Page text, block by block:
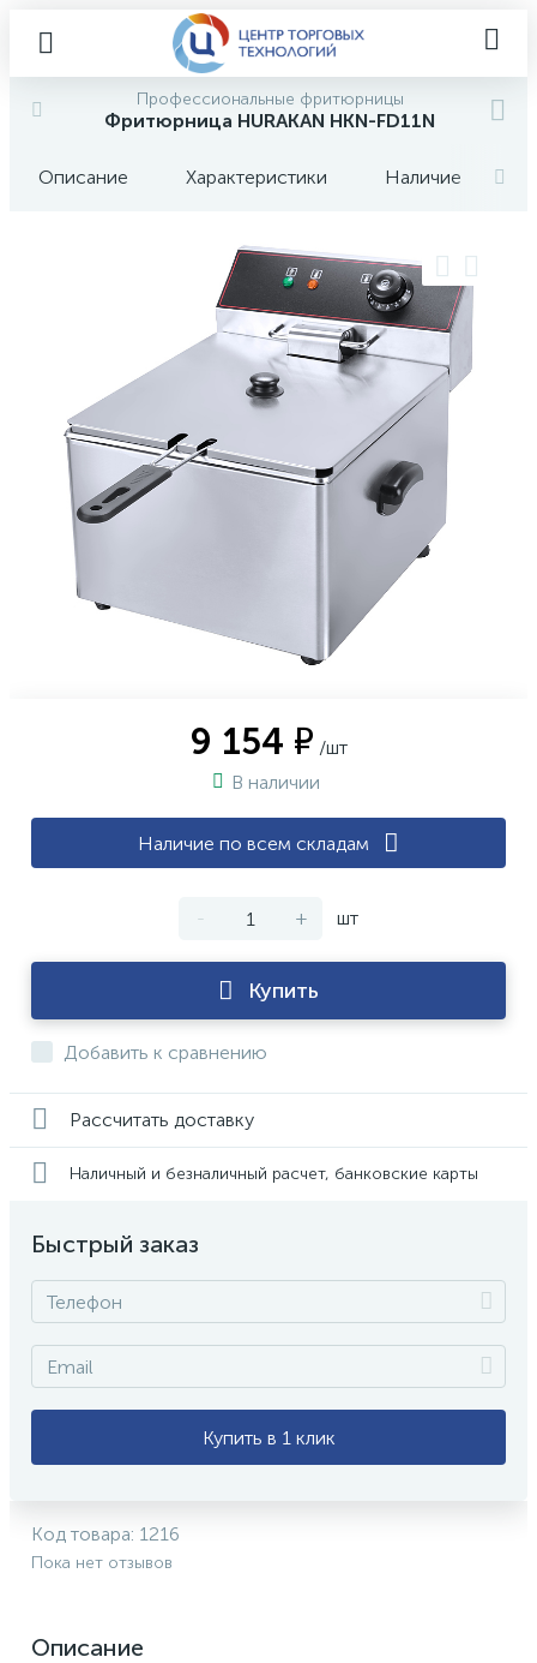
Профессиональные фритюрницы
Фритюрница HURAKAN HKN-FD11N
Описание Характеристики Наличие
9 154 ₽ /шт
В наличии
Наличие по всем складам
- + шт
Купить
Добавить к сравнению
Рассчитать доставку
Наличный и безналичный расчет, банковские карты
Быстрый заказ
Купить в 1 клик
Код товара: 1216
Пока нет отзывов
Описание